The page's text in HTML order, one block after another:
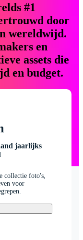
#1
door
wereldwijd.
en
assets die
en budget.
jaarlijks
collectie foto's,
voor